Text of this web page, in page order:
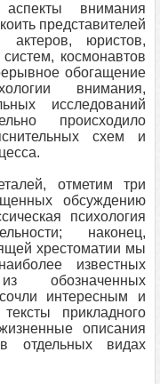
внимания
представителей
актеров, юристов,
космонавтов
обогащение
внимания,
исследований
происходило
схем и
отметим три
обсуждению
психология
наконец,
хрестоматии мы
известных
обозначенных
интересным и
прикладного
описания
отдельных видах